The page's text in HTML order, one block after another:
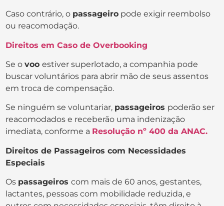
Caso contrário, o passageiro pode exigir reembolso
ou reacomodação.
Direitos em Caso de Overbooking
Se ovooestiver superlotado, a companhia pode
buscar voluntários para abrir mão de seus assentos
em troca de compensação.
Se ninguém se voluntariar, passageiros poderão ser
reacomodados e receberão uma indenização
imediata, conforme a Resolução nº 400 da ANAC.
Direitos de Passageiros com Necessidades
Especiais
Os passageiroscom mais de 60 anos, gestantes,
lactantes, pessoas com mobilidade reduzida, e